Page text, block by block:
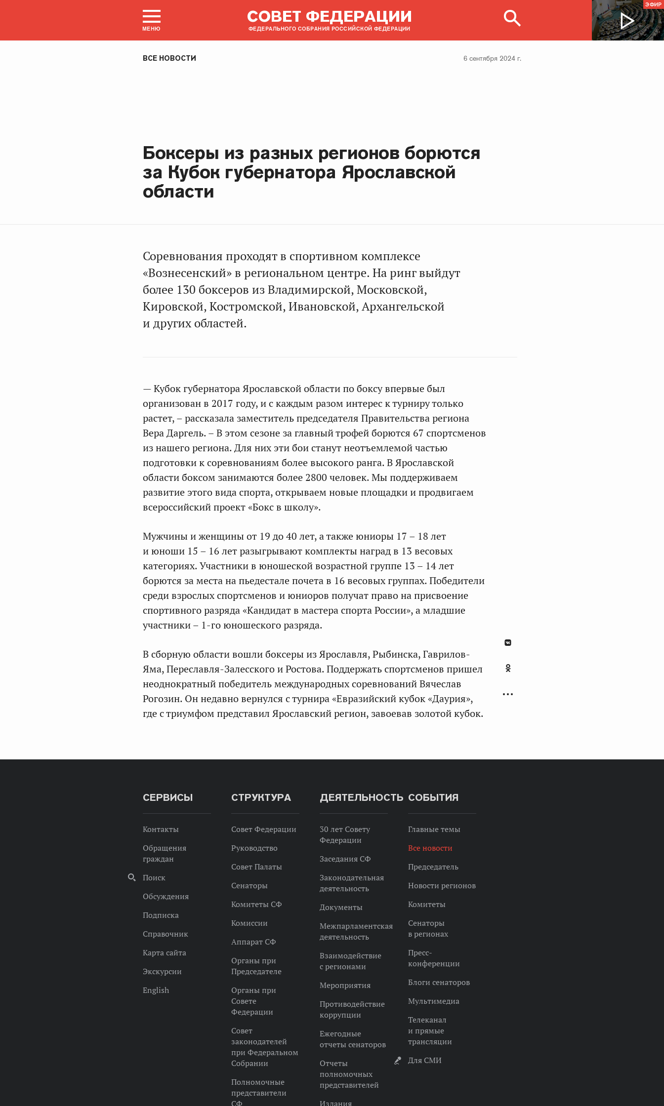
МЕНЮ
СОВЕТ ФЕДЕРАЦИИ
ФЕДЕРАЛЬНОГО СОБРАНИЯ РОССИЙСКОЙ ФЕДЕРАЦИИ
ЭФИР
ВСЕ НОВОСТИ
Боксеры из разных регионов борются
за Кубок губернатора Ярославской
области
6 сентября 2024 г.
Соревнования проходят в спортивном комплексе
«Вознесенский» в региональном центре. На ринг выйдут
более 130 боксеров из Владимирской, Московской,
Кировской, Костромской, Ивановской, Архангельской
и других областей.
— Кубок губернатора Ярославской области по боксу впервые был
организован в 2017 году, и с каждым разом интерес к турниру только
растет, – рассказала заместитель председателя Правительства региона
Вера Даргель. – В этом сезоне за главный трофей борются 67 спортсменов
из нашего региона. Для них эти бои станут неотъемлемой частью
подготовки к соревнованиям более высокого ранга. В Ярославской
области боксом занимаются более 2800 человек. Мы поддерживаем
развитие этого вида спорта, открываем новые площадки и продвигаем
всероссийский проект «Бокс в школу».
Мужчины и женщины от 19 до 40 лет, а также юниоры 17 – 18 лет
и юноши 15 – 16 лет разыгрывают комплекты наград в 13 весовых
категориях. Участники в юношеской возрастной группе 13 – 14 лет
борются за места на пьедестале почета в 16 весовых группах. Победители
среди взрослых спортсменов и юниоров получат право на присвоение
спортивного разряда «Кандидат в мастера спорта России», а младшие
участники – 1-го юношеского разряда.
В сборную области вошли боксеры из Ярославля, Рыбинска, Гаврилов-
Яма, Переславля-Залесского и Ростова. Поддержать спортсменов пришел
неоднократный победитель международных соревнований Вячеслав
Рогозин. Он недавно вернулся с турнира «Евразийский кубок «Даурия»,
где с триумфом представил Ярославский регион, завоевав золотой кубок.
СЕРВИСЫ
Контакты
Обращения
граждан
Поиск
Обсуждения
Подписка
Справочник
Карта сайта
Экскурсии
English
СТРУКТУРА
Совет Федерации
Руководство
Совет Палаты
Сенаторы
Комитеты СФ
Комиссии
Аппарат СФ
Органы при
Председателе
Органы при
Совете
Федерации
Совет
законодателей
при Федеральном
Собрании
Полномочные
представители
СФ
ДЕЯТЕЛЬНОСТЬ
30 лет Совету
Федерации
Заседания СФ
Законодательная
деятельность
Документы
Межпарламентская
деятельность
Взаимодействие
с регионами
Мероприятия
Противодействие
коррупции
Ежегодные
отчеты сенаторов
Отчеты
полномочных
представителей
Издания
СОБЫТИЯ
Главные темы
Все новости
Председатель
Новости регионов
Комитеты
Сенаторы
в регионах
Пресс-
конференции
Блоги сенаторов
Мультимедиа
Телеканал
и прямые
трансляции
Для СМИ